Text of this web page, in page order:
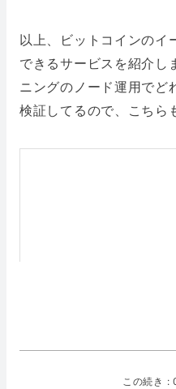
以上、ビットコインのイ
できるサービスを紹介し
ニングのノード運用でど
検証してるので、こちら
この続き :